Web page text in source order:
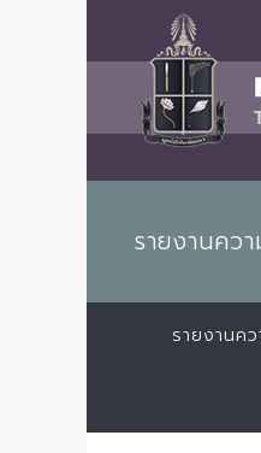
รายงานคว
รายงานค